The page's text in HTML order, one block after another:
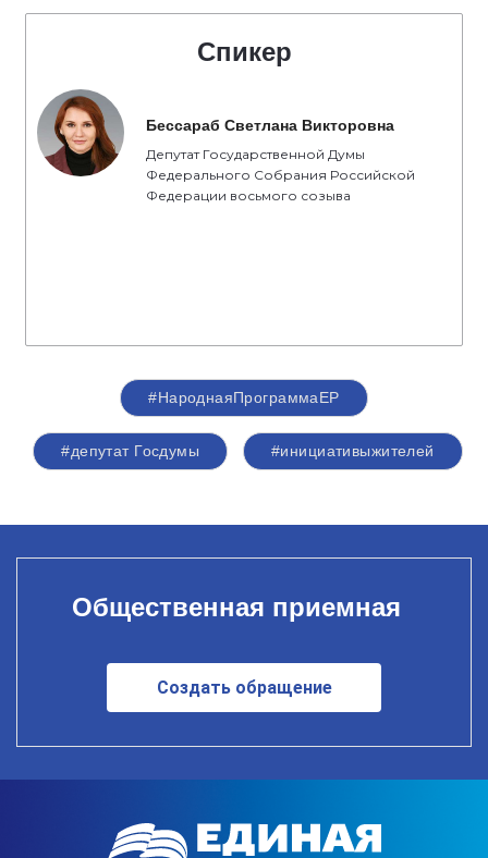
Спикер
Бессараб Светлана Викторовна
Депутат Государственной Думы
Федерального Собрания Российской
Федерации восьмого созыва
#НароднаяПрограммаЕР
#депутат Госдумы #инициативыжителей
Общественная приемная
Создать обращение